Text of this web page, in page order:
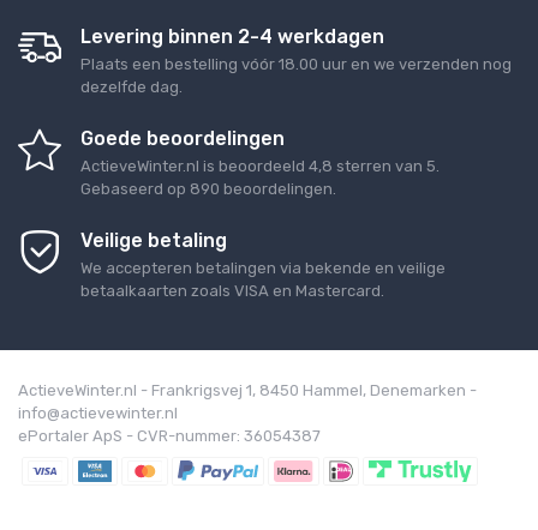
Levering binnen 2-4 werkdagen
Plaats een bestelling vóór 18.00 uur en we verzenden nog
dezelfde dag.
Goede beoordelingen
ActieveWinter.nl is beoordeeld 4,8 sterren van 5
Gebaseerd op 890 beoordelingen.
Veilige betaling
We accepteren betalingen via bekende en veilige
betaalkaarten zoals VISA en Mastercard.
ActieveWinter.nl - Frankrigsvej 1, 8450 Hammel, Denemarken -
info@actievewinter.nl
ePortaler ApS - CVR-nummer: 36054387